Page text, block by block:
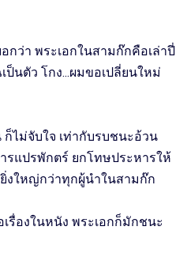
ว่า พระเอกในสามก๊กคือเล่าปี่
นตัว โกง...ผมขอเปลี่ยนใหม่
ไม่จับใจ เท่ากับรบชนะอ้วน
รแปรพักตร์ ยกโทษประหารให้
งใหญ่กว่าทุกผู้นำในสามก๊ก
องในหนัง พระเอกก็มักชนะ